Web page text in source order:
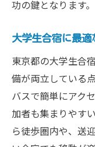
功の鍵となります。
大学生合宿に最
東京都の大学生合
備が両立している
バスで簡単にアク
加者も集まりやす
ら徒歩圏内や、送